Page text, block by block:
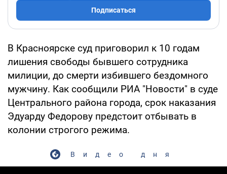
Подписаться
В Красноярске суд приговорил к 10 годам
лишения свободы бывшего сотрудника
милиции, до смерти избившего бездомного
мужчину. Как сообщили РИА "Новости" в суде
Центрального района города, срок наказания
Эдуарду Федорову предстоит отбывать в
колонии строгого режима.
Видео дня